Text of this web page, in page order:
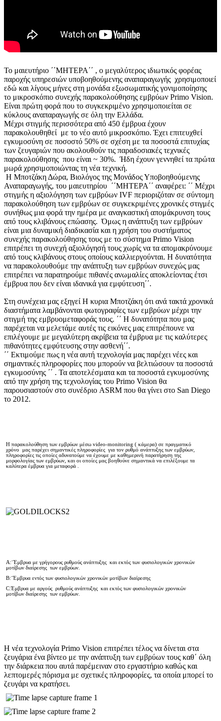
Το μαιευτήριο ΄΄ΜΗΤΕΡΑ΄΄ , ο μεγαλύτερος ιδιωτικός φορέας
παροχής υπηρεσιών υποβοηθούμενης αναπαραγωγής χρησιμοποιεί
εδώ και λίγους μήνες στη μονάδα εξωσωματικής γονιμοποίησης
το μικροσκόπιο συνεχής παρακολούθησης εμβρύων Primo Vision.
Είναι πρώτη φορά που το συγκεκριμένο χρησιμοποιείται σε
κύκλους αναπαραγωγής σε όλη την Ελλάδα.
Μέχρι στιγμής περισσότερα από 450 έμβρυα έχουν
παρακολουθηθεί με το νέο αυτό μικροσκόπιο. Έχει επιτευχθεί
εγκυμοσύνη σε ποσοστό 50% σε σχέση με τα ποσοστά επιτυχίας
των ζευγαριών που ακολουθούν τις παραδοσιακές τεχνικές
παρακολούθησης που είναι ~ 30%. Ήδη έχουν γεννηθεί τα πρώτα
μωρά χρησιμοποιώντας τη νέα τεχνική.
Η Μποτζάκη Δώρα, Βιολόγος της Μονάδος Υποβοηθούμενης
Αναπαραγωγής, του μαιευτηρίου ΄΄ΜΗΤΕΡΑ΄΄ αναφέρει: ΄΄ Μέχρι
στιγμής η αξιολόγηση των εμβρύων IVF περιοριζόταν σε σύντομη
παρακολούθηση των εμβρύων σε συγκεκριμένες χρονικές στιγμές
συνήθως μια φορά την ημέρα με αναγκαστική απομάκρυνση τους
από τους κλιβάνους επώασης. Όμως η ανάπτυξη των εμβρύων
είναι μια δυναμική διαδικασία και η χρήση του συστήματος
συνεχής παρακολούθησης τους με το σύστημα Primo Vision
επιτρέπει τη συνεχή αξιολόγησή τους χωρίς να τα απομακρύνουμε
από τους κλιβάνους στους οποίους καλλιεργούνται. Η δυνατότητα
να παρακολουθούμε την ανάπτυξη των εμβρύων συνεχώς μας
επιτρέπει να παρατηρούμε πιθανές ανωμαλίες αποκλείοντας έτσι
έμβρυα που δεν είναι ιδανικά για εμφύτευση΄΄.
Στη συνέχεια μας εξηγεί Η κυρια Μποτζάκη ότι ανά τακτά χρονικά
διαστήματα λαμβάνονται φωτογραφίες των εμβρύων μέχρι την
στιγμή της εμβρυομεταφοράς τους. ΄΄ Η δυνατότητα που μας
παρέχεται να μελετάμε αυτές τις εικόνες μας επιτρέπουνε να
επιλέγουμε με μεγαλύτερη ακρίβεια τα έμβρυα με τις καλύτερες
πιθανότητες εμφύτευσης στην ασθενή΄΄.
΄΄ Εκτιμούμε πως η νέα αυτή τεχνολογία μας παρέχει νέες και
σημαντικές πληροφορίες που μπορούν να βελτιώσουν τα ποσοστά
εγκυμοσύνης ΄΄ . Τα αποτελέσματα και τα ποσοστά εγκυμοσύνης
από την χρήση της τεχνολογίας του Primo Vision θα
παρουσιαστούν στο συνέδριο ASRM που θα γίνει στο San Diego
το 2012.
Η παρακολούθηση των εμβρύων μέσω video-monitoring ( κάμερα) σε πραγματικό
χρόνο μας παρέχει σημαντικές πληροφορίες για τον ρυθμό ανάπτυξης των εμβρύων,
πληροφορίες τις οποίες αδυνατούμε να έχουμε με καθημερινή παρατήρηση της
μορφολογίας των εμβρύων, και οι οποίες μας βοηθούνε σημαντικά να επιλέξουμε τα
καλύτερα έμβρυα για μεταφορά .
A:¨Έμβρυα με γρήγορους ρυθμούς ανάπτυξης και εκτός των φυσιολογικών χρονικών
μοτίβων διαίρεσης των εμβρύων.
B:¨Έμβρυα εντός των φυσιολογικών χρονικών μοτίβων διαίρεσης
C:Έμβρυα με αργούς ρυθμούς ανάπτυξης και εκτός των φυσιολογικών χρονικών
μοτίβων διαίρεσης των εμβρύων.
Η νέα τεχνολογία Primo Vision επιτρέπει τέλος να δίνεται στα
ζευγάρια ένα βίντεο με την ανάπτυξη των εμβρύων τους καθ΄ όλη
την διάρκεια που αυτά παρέμειναν στο εργαστήριο καθώς και
λεπτομερές πόρισμα με σχετικές πληροφορίες, τα οποία μπορεί το
ζευγάρι να κρατήσει.